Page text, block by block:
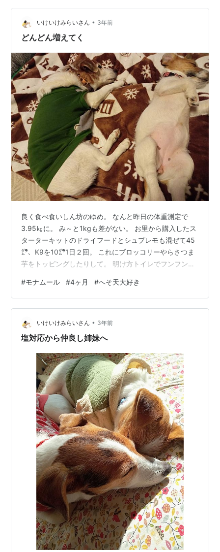
とのこと。 私の手に集中させて脚側にもっていく。 とに
かく手に集中させる。脚側に入ったら中腰で歩かせる。
坐骨神経痛に辛い体勢。 最後にバックの練習。 これは後
いけいけみらいさん • 3年前
どんどん増えてく
良く食べ食いしん坊のゆめ。 なんと昨日の体重測定で
3.95㎏に。 み～と1kgも差がない。 お里から購入したス
ターターキットのドライフードとシュプレモも混ぜて45
㌘、K9を10㌘1日２回。 これにブロッコリーやらさつま
芋をトッピングしたりして。 明け方トイレでフンフン泣
ゴあげたり。 身体は大きくなっても頭も精神もパピコ。
さっき遊んでいたかと思うと、コテっと寝ます。 へそ天
大好き。 最近トイレが微妙に失敗。 失敗するからエリア
がどんどん広がってしまい。 これってダメダメパター
ン。 失敗覚悟でエリアを小さくしなくては。 ノブ先生の
#モナムール #4ヶ月 #へそ天大好き
いけいけみらいさん • 3年前
塩対応から仲良し姉妹へ